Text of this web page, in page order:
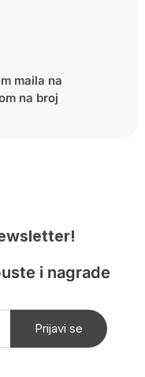
maila na
na broj
i nagrade
Prijavi se